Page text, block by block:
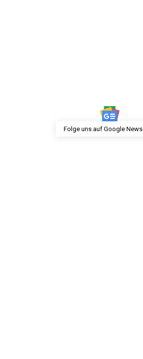
Folge uns auf Google News